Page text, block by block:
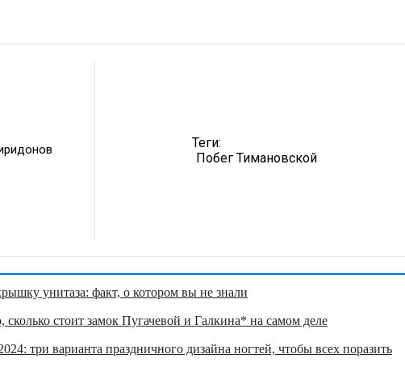
Теги:
Побег Тимановской
унитаза: факт, о котором вы не знали
стоит замок Пугачевой и Галкина* на самом деле
три варианта праздничного дизайна ногтей, чтобы всех поразить